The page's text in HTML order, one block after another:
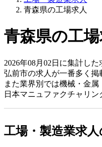
青森県の工場求人
青森県の工
2026年08月02日に集計し
弘前市の求人が一番多く掲
また業界別では機械・金
日本マニュファクチャリ
工場・製造業求